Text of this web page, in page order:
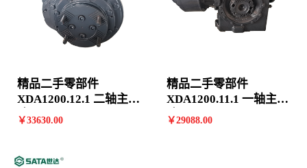
精品二手零部件
XDA1200.12.1 二轴主减
速器*800358845
￥33630.00
精品二手零部件
XDA1200.11.1 一轴主减
速器*800358848
￥29088.00